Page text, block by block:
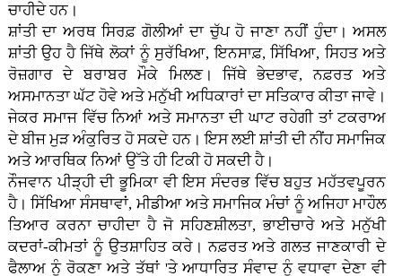
ਚਾਹੀਦੇ ਹਨ।
ਸ਼ਾਂਤੀ ਦਾ ਅਰਥ ਸਿਰਫ਼ ਗੋਲੀਆਂ ਦਾ ਚੁੱਪ ਹੋ ਜਾਣਾ ਨਹੀਂ ਹੁੰਦਾ। ਅਸਲ
ਸ਼ਾਂਤੀ ਉਹ ਹੈ ਜਿੱਥੇ ਲੋਕਾਂ ਨੂੰ ਸੁਰੱਖਿਆ, ਇਨਸਾਫ਼, ਸਿੱਖਿਆ, ਸਿਹਤ ਅਤੇ
ਰੋਜ਼ਗਾਰ ਦੇ ਬਰਾਬਰ ਮੌਕੇ ਮਿਲਣ। ਜਿੱਥੇ ਭੇਦਭਾਵ, ਨਫ਼ਰਤ ਅਤੇ
ਅਸਮਾਨਤਾ ਘੱਟ ਹੋਵੇ ਅਤੇ ਮਨੁੱਖੀ ਅਧਿਕਾਰਾਂ ਦਾ ਸਤਿਕਾਰ ਕੀਤਾ ਜਾਵੇ।
ਜੇਕਰ ਸਮਾਜ ਵਿੱਚ ਨਿਆਂ ਅਤੇ ਸਮਾਨਤਾ ਦੀ ਘਾਟ ਰਹੇਗੀ ਤਾਂ ਟਕਰਾਅ
ਦੇ ਬੀਜ ਮੁੜ ਅੰਕੁਰਿਤ ਹੋ ਸਕਦੇ ਹਨ। ਇਸ ਲਈ ਸ਼ਾਂਤੀ ਦੀ ਨੀਂਹ ਸਮਾਜਿਕ
ਅਤੇ ਆਰਥਿਕ ਨਿਆਂ ਉੱਤੇ ਹੀ ਟਿਕੀ ਹੋ ਸਕਦੀ ਹੈ।
ਨੌਜਵਾਨ ਪੀੜ੍ਹੀ ਦੀ ਭੂਮਿਕਾ ਵੀ ਇਸ ਸੰਦਰਭ ਵਿੱਚ ਬਹੁਤ ਮਹੱਤਵਪੂਰਨ
ਹੈ। ਸਿੱਖਿਆ ਸੰਸਥਾਵਾਂ, ਮੀਡੀਆ ਅਤੇ ਸਮਾਜਿਕ ਮੰਚਾਂ ਨੂੰ ਅਜਿਹਾ ਮਾਹੌਲ
ਤਿਆਰ ਕਰਨਾ ਚਾਹੀਦਾ ਹੈ ਜੋ ਸਹਿਣਸ਼ੀਲਤਾ, ਭਾਈਚਾਰੇ ਅਤੇ ਮਨੁੱਖੀ
ਕਦਰਾਂ-ਕੀਮਤਾਂ ਨੂੰ ਉਤਸ਼ਾਹਿਤ ਕਰੇ। ਨਫ਼ਰਤ ਅਤੇ ਗਲਤ ਜਾਣਕਾਰੀ ਦੇ
ਫੈਲਾਅ ਨੂੰ ਰੋਕਣਾ ਅਤੇ ਤੱਥਾਂ 'ਤੇ ਆਧਾਰਿਤ ਸੰਵਾਦ ਨੂੰ ਵਧਾਵਾ ਦੇਣਾ ਵੀ